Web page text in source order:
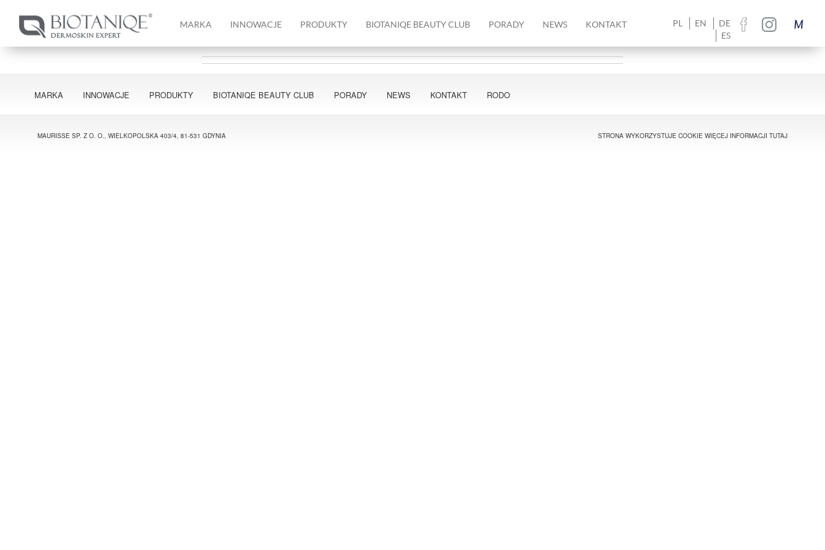
MARKA INNOWACJE PRODUKTY BIOTANIQE BEAUTY CLUB PORADY NEWS KONTAKT PL EN
DE
ES
MARKA INNOWACJE PRODUKTY BIOTANIQE BEAUTY CLUB PORADY NEWS KONTAKT RODO
MAURISSE SP. Z O. O., WIELKOPOLSKA 403/4, 81-531 GDYNIA STRONA WYKORZYSTUJE COOKIE WIĘCEJ INFORMACJI TUTAJ